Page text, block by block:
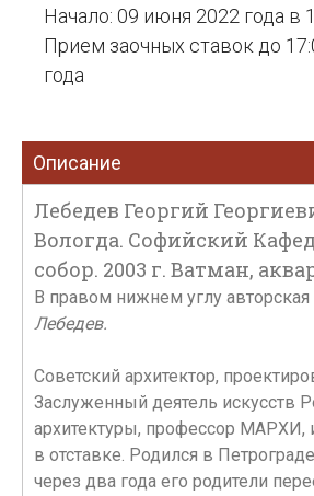
Начало: 09 июня 2022 года в
Прием заочных ставок до
года
Описание
Лебедев Георгий
Вологда. Софийский
собор. 2003 г. Ватман,
В правом нижнем углу авторская
Лебедев.
Советский архитектор,
Заслуженный деятель искусств
архитектуры, профессор МАРХИ,
в отставке. Родился в
через два года его родители